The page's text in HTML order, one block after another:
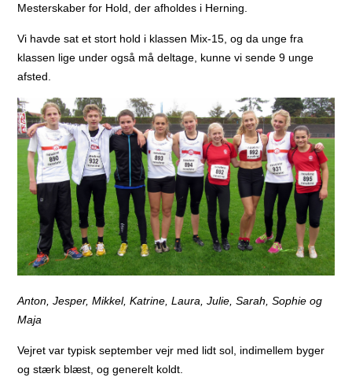
Mesterskaber for Hold, der afholdes i Herning.
Vi havde sat et stort hold i klassen Mix-15, og da unge fra
klassen lige under også må deltage, kunne vi sende 9 unge
afsted.
Anton, Jesper, Mikkel, Katrine, Laura, Julie, Sarah, Sophie og
Maja
Vejret var typisk september vejr med lidt sol, indimellem byger
og stærk blæst, og generelt koldt.